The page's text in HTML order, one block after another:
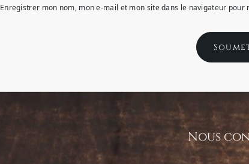
Enregistrer mon nom, mon e-mail et mon site dans le navigateur
Nous